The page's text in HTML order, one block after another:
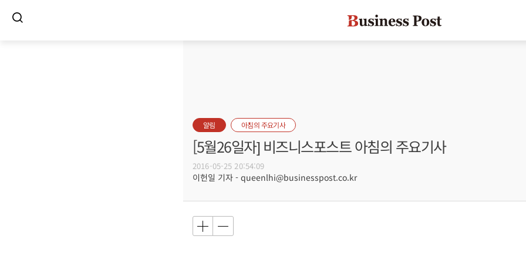
알림 아침의 주요기사
[5월26일자] 비즈니스포스트 아침의 주요기사
2016-05-25 20:54:09
이헌일 기자 - queenlhi@businesspost.co.kr